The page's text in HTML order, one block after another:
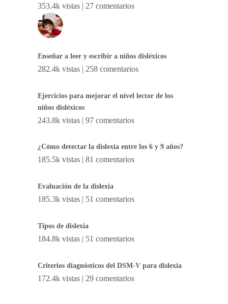
353.4k vistas | 27 comentarios
Enseñar a leer y escribir a niños disléxicos
282.4k vistas | 258 comentarios
Ejercicios para mejorar el nivel lector de los
niños disléxicos
243.8k vistas | 97 comentarios
¿Cómo detectar la dislexia entre los 6 y 9 años?
185.5k vistas 81 comentarios
Evaluación de la dislexia
185.3k vistas | 51 comentarios
Tipos de dislexia
184.8k vistas | 51 comentarios
Criterios diagnósticos del DSM-V para dislexia
172.4k vistas | 29 comentarios